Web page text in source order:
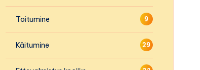
Toitumine 9
Käitumine 29